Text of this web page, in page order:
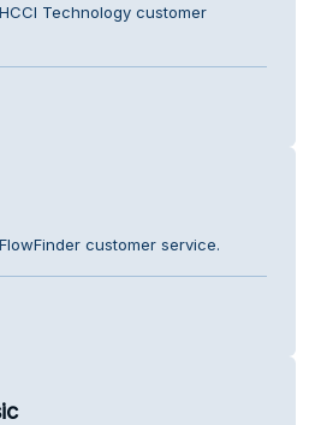
Technology customer
customer service.